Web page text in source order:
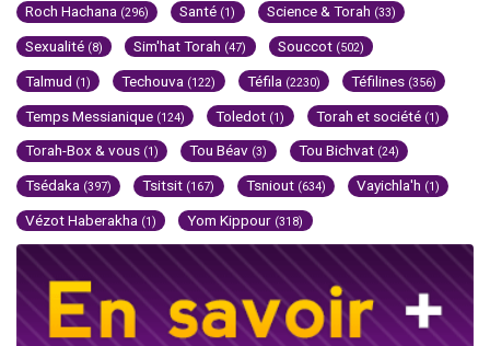
Roch Hachana (296) Santé (1) Science & Torah (33)
Sexualité (8) Sim'hat Torah (47) Souccot (502)
Talmud (1) Techouva (122) Téfila (2230) Téfilines (356)
Temps Messianique (124) Toledot (1) Torah et société (1)
Torah-Box & vous (1) Tou Béav (3) Tou Bichvat (24)
Tsédaka (397) Tsitsit (167) Tsniout (634) Vayichla'h (1)
Vézot Haberakha (1) Yom Kippour (318)